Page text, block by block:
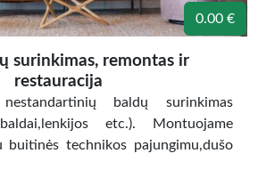
0.00 €
surinkimas, remontas ir
restauracija
baldų surinkimas
etc.). Montuojame
buitinės technikos pajungimu,dušo